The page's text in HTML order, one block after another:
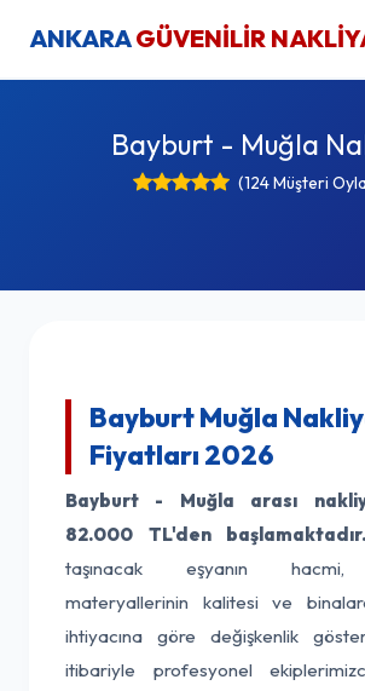
ANKARAGÜVENİLİR
Bayburt - Muğla
(124 Müşteri
Bayburt Muğla
Fiyatları 2026
Bayburt - Muğla arası
82.000 TL'den başlamaktadır.
taşınacak eşyanın hacmi,
materyallerinin kalitesi ve
ihtiyacına göre değişkenlik
itibariyle profesyonel